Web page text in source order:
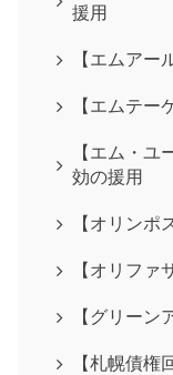
援用
【エムア
【エムテ
【エム・
効の援用
【オリン
【オリフ
【グリー
【札幌債